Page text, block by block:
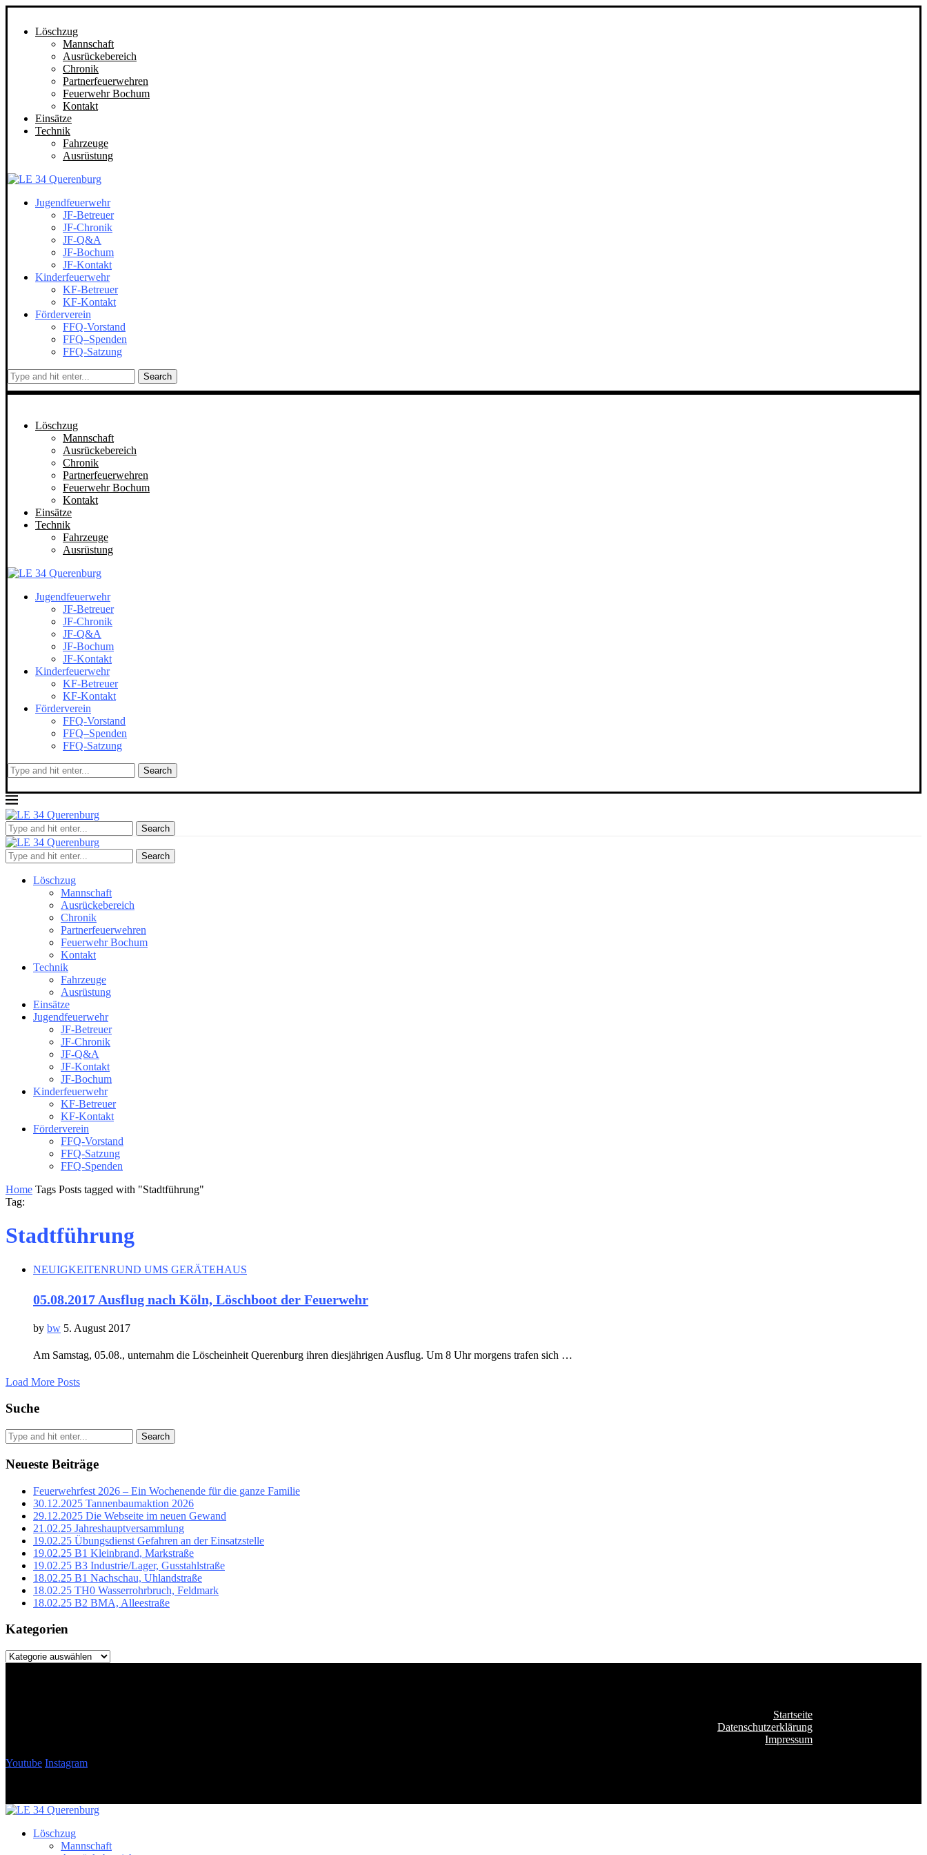
Löschzug
Mannschaft
Ausrückebereich
Chronik
Partnerfeuerwehren
Feuerwehr Bochum
Kontakt
Einsätze
Technik
Fahrzeuge
Ausrüstung
Jugendfeuerwehr
JF-Betreuer
JF-Chronik
JF-Q&A
JF-Bochum
JF-Kontakt
Kinderfeuerwehr
KF-Betreuer
KF-Kontakt
Förderverein
FFQ-Vorstand
FFQ–Spenden
FFQ-Satzung
Search
Löschzug
Mannschaft
Ausrückebereich
Chronik
Partnerfeuerwehren
Feuerwehr Bochum
Kontakt
Einsätze
Technik
Fahrzeuge
Ausrüstung
Jugendfeuerwehr
JF-Betreuer
JF-Chronik
JF-Q&A
JF-Bochum
JF-Kontakt
Kinderfeuerwehr
KF-Betreuer
KF-Kontakt
Förderverein
FFQ-Vorstand
FFQ–Spenden
FFQ-Satzung
Search
Search
Search
Löschzug
Mannschaft
Ausrückebereich
Chronik
Partnerfeuerwehren
Feuerwehr Bochum
Kontakt
Technik
Fahrzeuge
Ausrüstung
Einsätze
Jugendfeuerwehr
JF-Betreuer
JF-Chronik
JF-Q&A
JF-Kontakt
JF-Bochum
Kinderfeuerwehr
KF-Betreuer
KF-Kontakt
Förderverein
FFQ-Vorstand
FFQ-Satzung
FFQ-Spenden
Home Tags Posts tagged with "Stadtführung"
Tag:
Stadtführung
NEUIGKEITENRUND UMS GERÄTEHAUS
05.08.2017 Ausflug nach Köln, Löschboot der Feuerwehr
by bw 5. August 2017
Am Samstag, 05.08., unternahm die Löscheinheit Querenburg ihren diesjährigen Ausflug. Um 8 Uhr morgens trafen sich …
Load More Posts
Suche
Search
Neueste Beiträge
Feuerwehrfest 2026 – Ein Wochenende für die ganze Familie
30.12.2025 Tannenbaumaktion 2026
29.12.2025 Die Webseite im neuen Gewand
21.02.25 Jahreshauptversammlung
19.02.25 Übungsdienst Gefahren an der Einsatzstelle
19.02.25 B1 Kleinbrand, Markstraße
19.02.25 B3 Industrie/Lager, Gusstahlstraße
18.02.25 B1 Nachschau, Uhlandstraße
18.02.25 TH0 Wasserrohrbruch, Feldmark
18.02.25 B2 BMA, Alleestraße
Kategorien
Kategorien
Startseite
Datenschutzerklärung
Impressum
Youtube Instagram
Löschzug
Mannschaft